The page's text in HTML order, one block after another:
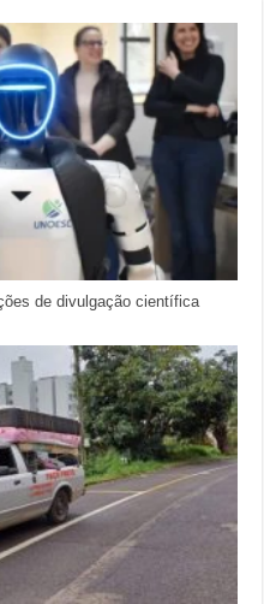
de divulgação científica